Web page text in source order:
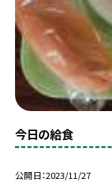
今日の給食
公開日 2023/11/27